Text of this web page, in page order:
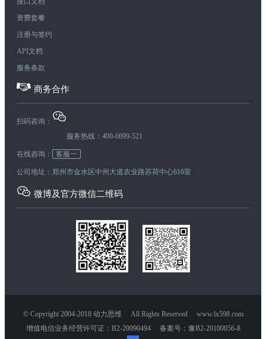
资费套餐
注册与签约
API文档
服务条款
商务合作
扫码咨询：
服务热线：400-6699-521
在线咨询： 客服一
公司地址：郑州市金水区中州大道农业路苏荷中心616室
微博及官方微信二维码
© Copyright 2004-2018 动力思维 All Rights Reserved www.lx598.com
增值电信业务经营许可证：B2-20090494 备案号：豫B2-20100056-8